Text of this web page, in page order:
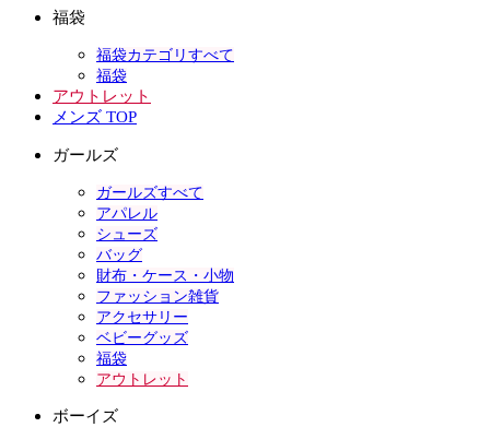
福袋
福袋カテゴリすべて
福袋
アウトレット
メンズ TOP
ガールズ
ガールズすべて
アパレル
シューズ
バッグ
財布・ケース・小物
ファッション雑貨
アクセサリー
ベビーグッズ
福袋
アウトレット
ボーイズ